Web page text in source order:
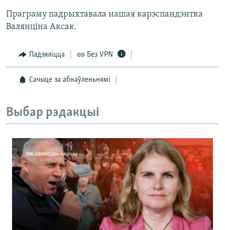
Праграму падрыхтавала нашая карэспандэнтка
Валянціна Аксак.
Падзяліцца Без VPN
Сачыце за абнаўленьнямі
Выбар рэдакцыі